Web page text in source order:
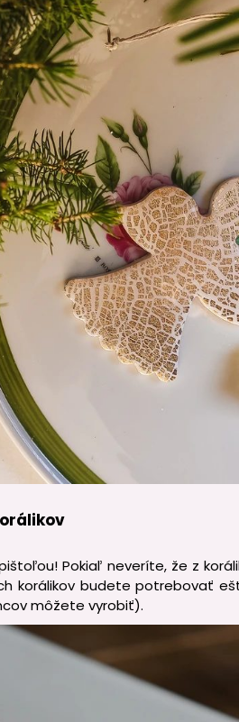
Pokiaľ neveríte, že z
korálikov budete potrebovať
môžete vyrobiť).